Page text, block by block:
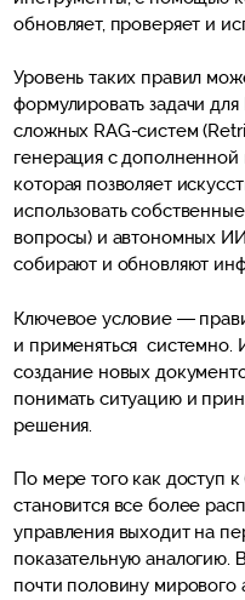
обновляет, проверяет и
Уровень таких правил
формулировать задачи
сложных RAG-систем
генерация с
которая позволяет
использовать
вопросы) и автономных
собирают и обновляют
Ключевое условие —
и применяться системно.
создание новых
понимать ситуацию и
решения.
По мере того как доступ
становится все более
управления выходит на
показательную
почти половину